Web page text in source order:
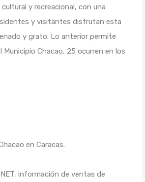
y recreacional, con una
y visitantes disfrutan esta
y grato. Lo anterior permite
Chacao, 25 ocurren en los
en Caracas.
información de ventas de